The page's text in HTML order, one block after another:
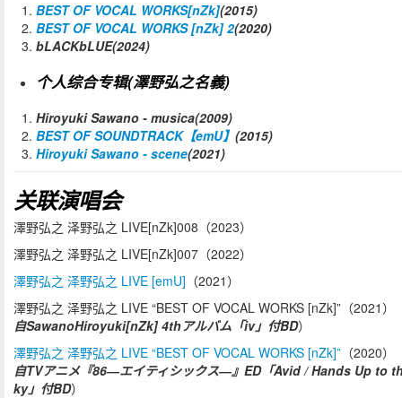
BEST OF VOCAL WORKS[nZk](2015)
BEST OF VOCAL WORKS [nZk] 2(2020)
bLACKbLUE(2024)
个人综合专辑(澤野弘之名義)
Hiroyuki Sawano - musica(2009)
BEST OF SOUNDTRACK【emU】 (2015)
Hiroyuki Sawano - scene(2021)
关联演唱会
澤野弘之 泽野弘之 LIVE[nZk]008（2023）
澤野弘之 泽野弘之 LIVE[nZk]007（2022）
澤野弘之 泽野弘之 LIVE [emU] （2021）
澤野弘之 泽野弘之 LIVE “BEST OF VOCAL WORKS [nZk]”（2021）
自SawanoHiroyuki[nZk] 4thアルバム「iv」付BD）
澤野弘之 泽野弘之 LIVE “BEST OF VOCAL WORKS [nZk]” （2020）
自TVアニメ『86―エイティシックス―』ED「Avid / Hands Up to
ky」付BD）